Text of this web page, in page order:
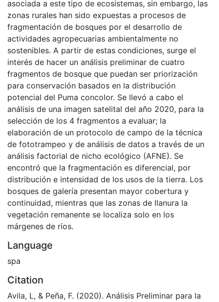
asociada a este tipo de ecosistemas, sin embargo, las
zonas rurales han sido expuestas a procesos de
fragmentación de bosques por el desarrollo de
actividades agropecuarias ambientalmente no
sostenibles. A partir de estas condiciones, surge el
interés de hacer un análisis preliminar de cuatro
fragmentos de bosque que puedan ser priorización
para conservación basados en la distribución
potencial del Puma concolor. Se llevó a cabo el
análisis de una imagen satelital del año 2020, para la
selección de los 4 fragmentos a evaluar; la
elaboración de un protocolo de campo de la técnica
de fototrampeo y de análisis de datos a través de un
análisis factorial de nicho ecológico (AFNE). Se
encontró que la fragmentación es diferencial, por
distribución e intensidad de los usos de la tierra. Los
bosques de galería presentan mayor cobertura y
continuidad, mientras que las zonas de llanura la
vegetación remanente se localiza solo en los
márgenes de ríos.
Language
spa
Citation
Avila, L, & Peña, F. (2020). Análisis Preliminar para la